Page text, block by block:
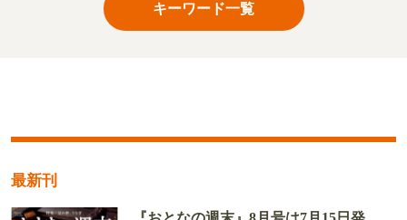
キーワード一覧
最新刊